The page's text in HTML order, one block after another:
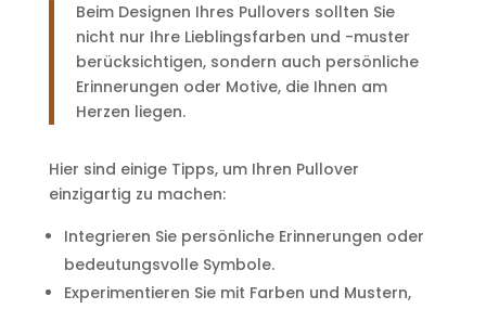
Beim Designen Ihres Pullovers sollten Sie
nicht nur Ihre Lieblingsfarben und -muster
berücksichtigen, sondern auch persönliche
Erinnerungen oder Motive, die Ihnen am
Herzen liegen.
Hier sind einige Tipps, um Ihren Pullover
einzigartig zu machen:
Integrieren Sie persönliche Erinnerungen oder
bedeutungsvolle Symbole.
Experimentieren Sie mit Farben und Mustern,